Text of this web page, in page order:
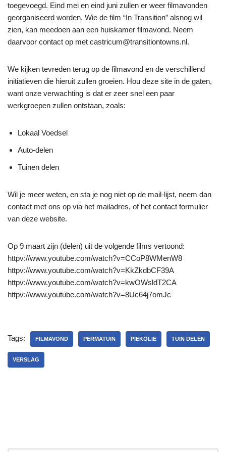
toegevoegd. Eind mei en eind juni zullen er weer filmavonden
georganiseerd worden. Wie de film “In Transition” alsnog wil
zien, kan meedoen aan een huiskamer filmavond. Neem
daarvoor contact op met castricum@transitiontowns.nl.
We kijken tevreden terug op de filmavond en de verschillend
initiatieven die hieruit zullen groeien. Hou deze site in de gaten,
want onze verwachting is dat er zeer snel een paar
werkgroepen zullen ontstaan, zoals:
Lokaal Voedsel
Auto-delen
Tuinen delen
Wil je meer weten, en sta je nog niet op de mail-lijst, neem dan
contact met ons op via het mailadres, of het contact formulier
van deze website.
Op 9 maart zijn (delen) uit de volgende films vertoond:
httpv://www.youtube.com/watch?v=CCoP8WMenW8
httpv://www.youtube.com/watch?v=KkZkdbCF39A
httpv://www.youtube.com/watch?v=kwOWsldT2CA
httpv://www.youtube.com/watch?v=8Uc64j7omJc
Tags: FILMAVOND PERMATUIN PIEKOLIE TUIN DELEN
VERSLAG